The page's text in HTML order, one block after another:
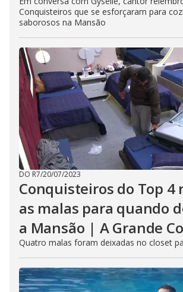
Conquisteiros que se esforçaram para
saborosos na Mansão
DO R7/20/07/2023
Conquisteiros do Top 4
as malas para quando
a Mansão | A Grande
Quatro malas foram deixadas no closet